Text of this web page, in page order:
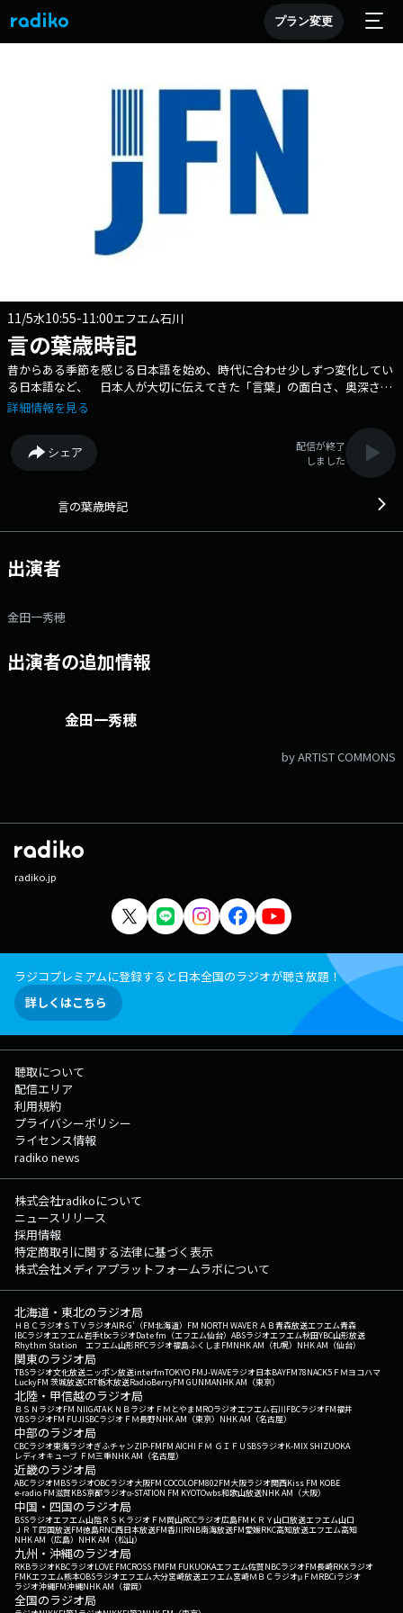
プラン変更
11/5水10:55-11:00エフエム石川
言の葉歳時記
昔からある季節を感じる日本語を始め、時代に合わせ少しずつ変化してい
る日本語など、 日本人が大切に伝えてきた「言葉」の面白さ、奥深さを
日本語学者：金田一秀穂ならではの切り口で解説していきます。 今回
「侃々諤々」について。 番組Webサイト：
http://www.jfn.jp/kotonoha メッセージフォーム：
https://form.audee.jp/kotonoha/message
詳細情報を見る
シェア
配信が終了
しました
言の葉歳時記
出演者
金田一秀穂
出演者の追加情報
金田一秀穂
by ARTIST COMMONS
radiko.jp
ラジコプレミアムに登録すると日本全国のラジオが聴き放題！
詳しくはこちら
聴取について
配信エリア
利用規約
プライバシーポリシー
ライセンス情報
radiko news
株式会社radikoについて
ニュースリリース
採用情報
特定商取引に関する法律に基づく表示
株式会社メディアプラットフォームラボについて
北海道・東北のラジオ局
ＨＢＣラジオＳＴＶラジオAIR-G'（FM北海道） FM NORTH WAVEＲＡＢ青森放送エフエム青森
IBCラジオエフエム岩手tbcラジオDate fm（エフエム仙台） ABSラジオエフエム秋田YBC山形放送
Rhythm Station エフエム山形RFCラジオ福島ふくしまFMNHK AM（札幌） NHK AM（仙台）
関東のラジオ局
TBSラジオ文化放送ニッポン放送interfmTOKYO FMJ-WAVEラジオ日本BAYFM78NACK5 ＦＭヨコハマ
LuckyFM 茨城放送CRT栃木放送RadioBerryFM GUNMANHK AM（東京）
北陸・甲信越のラジオ局
ＢＳＮラジオFM NIIGATAＫＮＢラジオ ＦＭとやまMROラジオエフエム石川FBCラジオFM福井
YBSラジオFM FUJISBCラジオ ＦＭ長野NHK AM（東京） NHK AM（名古屋）
中部のラジオ局
CBCラジオ東海ラジオぎふチャンZIP-FMFM AICHI ＦＭ ＧＩＦＵ SBSラジオK-MIX SHIZUOKA
レディオキューブ ＦＭ三重NHK AM（名古屋）
近畿のラジオ局
ABCラジオMBSラジオOBCラジオ大阪FM COCOLOFM802FM大阪ラジオ関西Kiss FM KOBE
e-radio FM滋賀KBS京都ラジオα-STATION FM KYOTOwbs和歌山放送NHK AM（大阪）
中国・四国のラジオ局
BSSラジオエフエム山陰ＲＳＫラジオ ＦＭ岡山RCCラジオ広島FM ＫＲＹ山口放送エフエム山口
ＪＲＴ四国放送FM徳島RNC西日本放送FM香川RNB南海放送FM愛媛RKC高知放送エフエム高知
NHK AM（広島） NHK AM（松山）
九州・沖縄のラジオ局
RKBラジオKBCラジオLOVE FMCROSS FMFM FUKUOKAエフエム佐賀NBCラジオFM長崎RKKラジオ
FMKエフエム熊本OBSラジオエフエム大分宮崎放送エフエム宮崎ＭＢＣラジオμＦＭRBCiラジオ
ラジオ沖縄FM沖縄NHK AM（福岡）
全国のラジオ局